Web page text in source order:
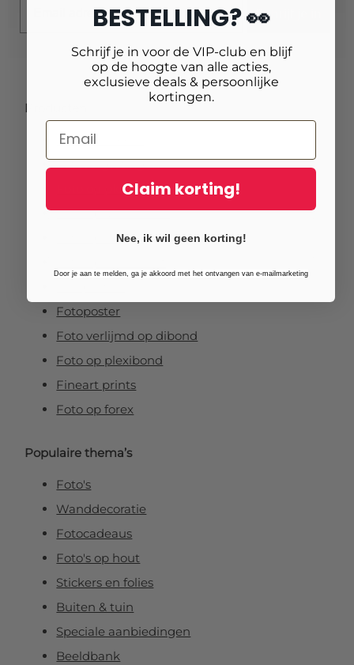
Schrijf je in
Producten
Fotoafdrukken
Fotovergrotingen
Foto op plexiglas (acrylglas)
Foto op aluminium
Foto op canvas
Fotoposter
Foto verlijmd op dibond
Foto op plexibond
Fineart prints
Foto op forex
Populaire thema’s
Foto's
Wanddecoratie
Fotocadeaus
Foto's op hout
Stickers en folies
Buiten & tuin
Speciale aanbiedingen
Beeldbank
BESTELLING? 👀
Schrijf je in voor de VIP-club en blijf
op de hoogte van alle acties,
exclusieve deals & persoonlijke
kortingen.
Claim korting!
Nee, ik wil geen korting!
Door je aan te melden, ga je akkoord met het ontvangen van e-mailmarketing